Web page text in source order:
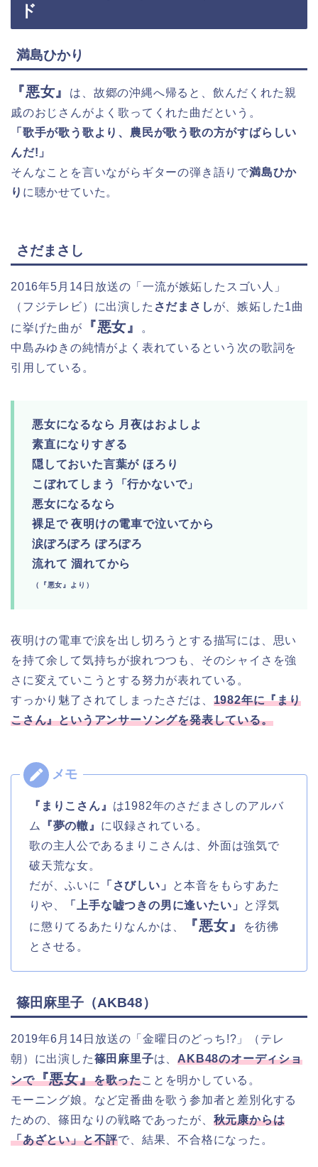
ド
満島ひかり
『悪女』
は、故郷の沖縄へ帰ると、飲んだくれた親
戚のおじさんがよく歌ってくれた曲だという。
「歌手が歌う歌より、農民が歌う歌の方がすばらしい
んだ!」
そんなことを言いながらギターの弾き語りで満島ひか
り に聴かせていた。
さだまさし
2016年5月14日放送の「一流が嫉妬したスゴい人」
（フジテレビ）に出演した さだまさし が、嫉妬した1曲
に挙げた曲が
『悪女』
。
中島みゆきの純情がよく表れているという次の歌詞を
引用している。
悪女になるなら 月夜はおよしよ
素直になりすぎる
隠しておいた言葉が ほろり
こぼれてしまう「行かないで」
悪女になるなら
裸足で 夜明けの電車で泣いてから
涙ぽろぽろ ぽろぽろ
流れて 涸れてから
（『悪女』より）
夜明けの電車で涙を出し切ろうとする描写には、思い
を持て余して気持ちが捩れつつも、そのシャイさを強
さに変えていこうとする努力が表れている。
すっかり魅了されてしまったさだは、 1982年に『まり
こさん』というアンサーソングを発表している。
『まりこさん』 は1982年のさだまさしのアルバ
ム
『夢の轍』 に収録されている。
歌の主人公であるまりこさんは、外面は強気で
破天荒な女。
だが、ふいに
「さびしい」
と本音をもらすあた
りや、
「上手な嘘つきの男に逢いたい」 と浮気
に懲りてるあたりなんかは、
『悪女』
を彷彿
とさせる。
篠田麻里子（AKB48）
2019年6月14日放送の「金曜日のどっち!?」（テレ
朝）に出演した篠田麻里子は、AKB48のオーディショ
ンで『悪女』を歌ったことを明かしている。
モーニング娘。など定番曲を歌う参加者と差別化する
ための、篠田なりの戦略であったが、 秋元康からは
「あざとい」と不評で、結果、不合格になった。